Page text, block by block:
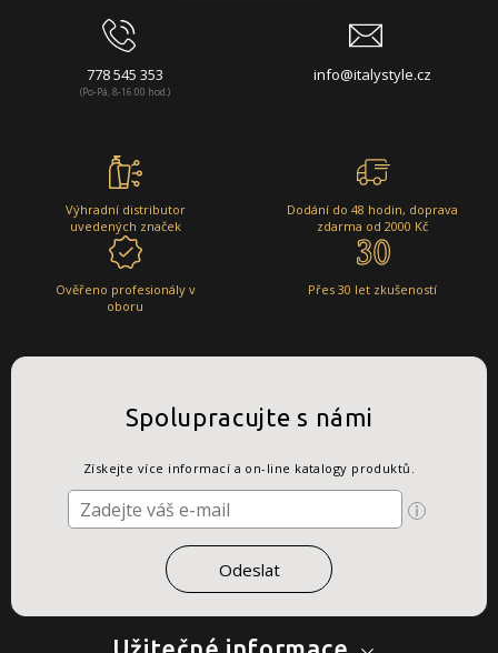
778 545 353
(Po-Pá, 8-16:00 hod.)
info@italystyle.cz
Výhradní distributor
uvedených značek
Dodání do 48 hodin, doprava
zdarma od 2000 Kč
Ověřeno profesionály v
oboru
Přes 30 let zkušeností
Spolupracujte s námi
Získejte více informací a on-line katalogy produktů.